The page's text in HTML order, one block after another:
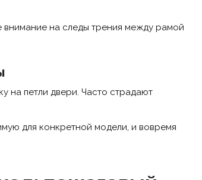
внимание на следы трения между рамой
на петли двери. Часто страдают
для конкретной модели, и вовремя